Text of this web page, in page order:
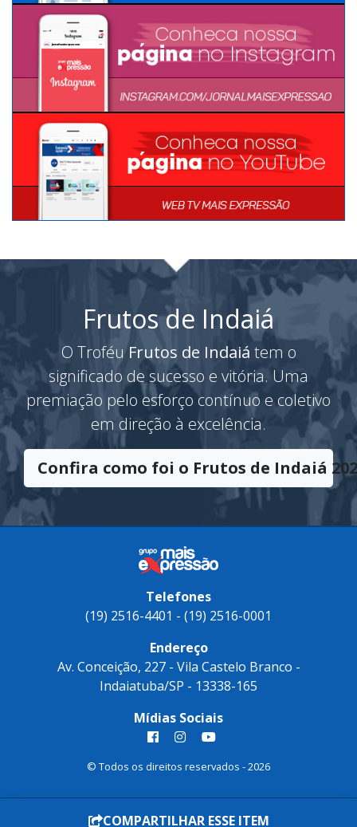
Frutos de Indaiá
O TroféuFrutos de Indaiátem o
significado de sucesso e vitória. Uma
premiação pelo esforço contínuo e coletivo
em direção à excelência.
Confira como foi o Frutos de Indaiá
Telefones
(19) 2516-4401 - (19) 2516-0001
Endereço
Av. Conceição, 227 - Vila Castelo Branco -
COMPARTILHAR ESSE ITEM